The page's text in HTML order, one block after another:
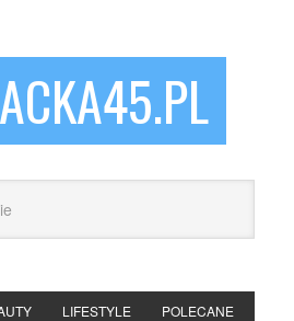
LIFESTYLE POLECANE